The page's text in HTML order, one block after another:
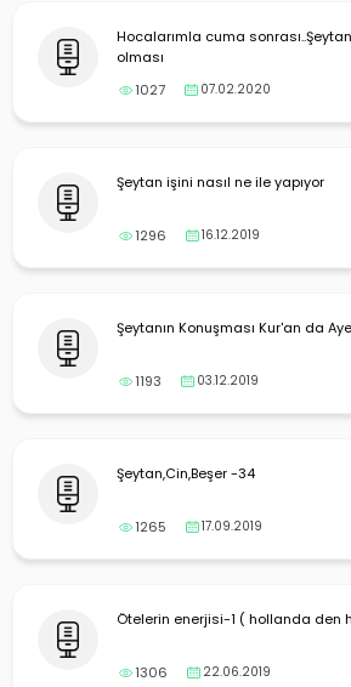
Hocalarımla cuma
olması
1027
07.02.2020
Şeytan işini nasıl ne ile yapıyor
1296 16.12.2019
Şeytanın Konuşması Kur'an da
1193 03.12.2019
Şeytan,Cin,Beşer -34
1265 17.09.2019
Ötelerin enerjisi-1 ( hollanda den
1306 22.06.2019